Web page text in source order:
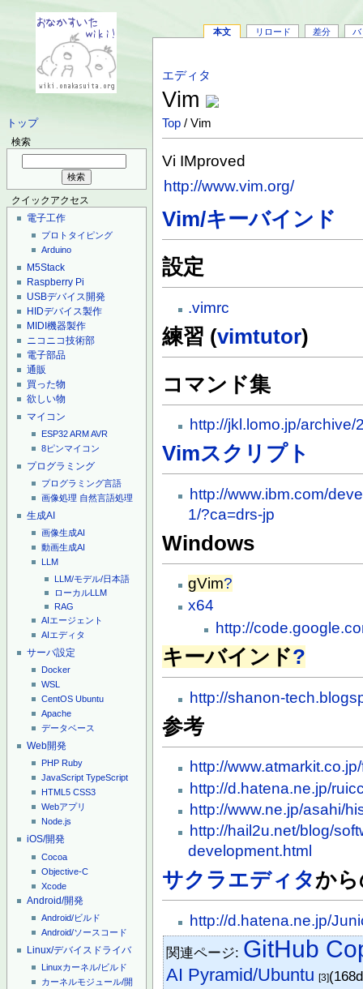
トップ
検索
クイックアクセス
電子工作
プロトタイピング
Arduino
M5Stack
Raspberry Pi
USBデバイス開発
HIDデバイス製作
MIDI機器製作
ニコニコ技術部
電子部品
通販
買った物
欲しい物
マイコン
ESP32ARMAVR
8ピンマイコン
プログラミング
プログラミング言語
画像処理 自然言語処理
生成AI
画像生成AI
動画生成AI
LLM
LLM/モデル/日本語
ローカルLLM
RAG
AIエージェント
AIエディタ
サーバ設定
Docker
WSL
CentOS Ubuntu
Apache
データベース
Web開発
PHP Ruby
JavaScript TypeScript
HTML5 CSS3
Webアプリ
Node.js
iOS/開発
Cocoa
Objective-C
Xcode
Android/開発
Android/ビルド
Android/ソースコード
Linux/デバイスドライバ
Linuxカーネル/ビルド
カーネルモジュール/開
本文 リロード 差分 バ
エディタ
Vim
Top / Vim
Vi IMproved
http://www.vim.org/
Vim/キーバインド
設定
.vimrc
練習 (vimtutor)
コマンド集
http://jkl.lomo.jp/
Vimスクリプト
http://www.ibm.com/
1/?ca=drs-jp
Windows
gVim?
x64
http://
キーバインド?
http://shanon-
参考
http://
http://d.hatena.ne.jp/
http://www.ne.jp/asahi/
http://hail2u.net/blog/
development.html
サクラエディタか
http://d.hatena.ne.jp/
関連ページ: GitHub
AI Pyramid/Ubuntu [3]